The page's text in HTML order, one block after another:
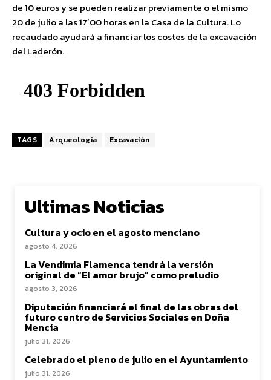
de 10 euros y se pueden realizar previamente o el mismo
20 de julio a las 17´00 horas en la Casa de la Cultura. Lo
recaudado ayudará a financiar los costes de la excavación
del Laderón.
TAGS Arqueología Excavación
Ultimas Noticias
Cultura y ocio en el agosto menciano
agosto 4, 2026
La Vendimia Flamenca tendrá la versión
original de “El amor brujo” como preludio
agosto 3, 2026
Diputación financiará el final de las obras del
futuro centro de Servicios Sociales en Doña
Mencía
julio 31, 2026
Celebrado el pleno de julio en el Ayuntamiento
julio 31, 2026